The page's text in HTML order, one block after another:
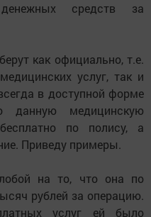
средств за
как официально, т.е.
услуг, так и
в доступной форме
данную медицинскую
по полису, а
Приведу примеры.
на то, что она по
рублей за операцию.
услуг ей было